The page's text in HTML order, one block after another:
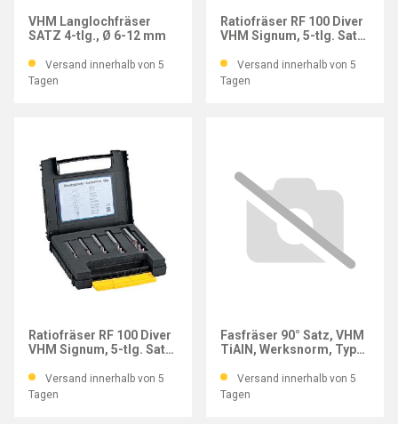
VHM Langlochfräser
SATZ 4-tlg., Ø 6-12 mm
Versand innerhalb von 5
Tagen
Ratiofräser RF 100 Diver
VHM Signum, 5-tlg. Satz,
Versand innerhalb von 5
Tagen
Ratiofräser RF 100 Diver
VHM Signum, 5-tlg. Satz,
Versand innerhalb von 5
Tagen
Fasfräser 90° Satz, VHM
TiAlN, Werksnorm, Typ
Versand innerhalb von 5
Tagen